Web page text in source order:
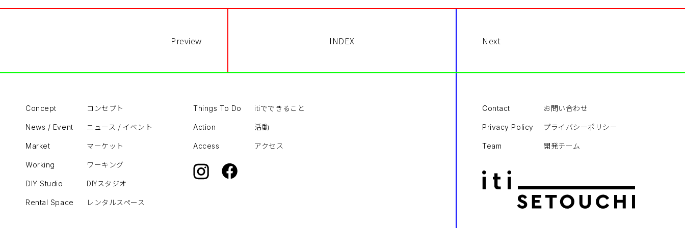
Preview INDEX Next
Concept コンセプト
News / Event ニュース / イベント
Market マーケット
Working ワーキング
DIY Studio DIYスタジオ
Rental Space レンタルスペース
Things To Do itiでできること
Action 活動
Access アクセス
Contact お問い合わせ
Privacy Policy プライバシーポリシー
Team 開発チーム